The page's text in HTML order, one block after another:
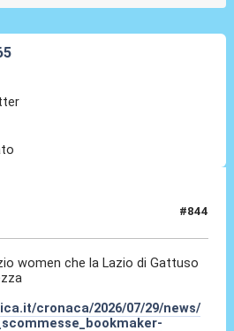
#844
women che la Lazio di Gattuso
cronaca/2026/07/29/news/